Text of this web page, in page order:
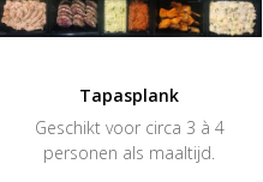
Tapasplank
Geschikt voor circa 3 à 4
personen als maaltijd.